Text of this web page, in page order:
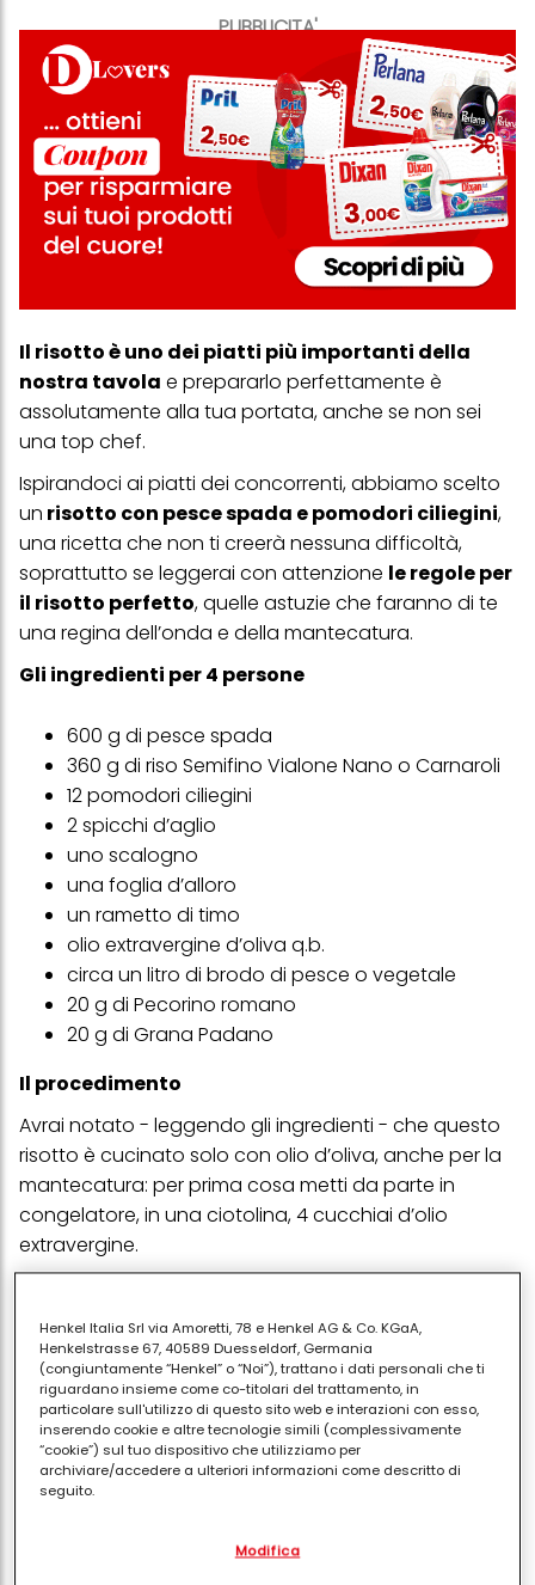
PUBBLICITA'
Il risotto è uno dei piatti più importanti della
nostra tavola e prepararlo perfettamente è
assolutamente alla tua portata, anche se non sei
una top chef.
Ispirandoci ai piatti dei concorrenti, abbiamo scelto
un risotto con pesce spada e pomodori ciliegini,
una ricetta che non ti creerà nessuna difficoltà,
soprattutto se leggerai con attenzione le regole per
il risotto perfetto, quelle astuzie che faranno di te
una regina dell’onda e della mantecatura.
Gli ingredienti per 4 persone
600 g di pesce spada
360 g di riso Semifino Vialone Nano o Carnaroli
12 pomodori ciliegini
2 spicchi d’aglio
uno scalogno
una foglia d’alloro
un rametto di timo
olio extravergine d’oliva q.b.
circa un litro di brodo di pesce o vegetale
20 g di Pecorino romano
20 g di Grana Padano
Il procedimento
Avrai notato - leggendo gli ingredienti - che questo
risotto è cucinato solo con olio d’oliva, anche per la
mantecatura: per prima cosa metti da parte in
congelatore, in una ciotolina, 4 cucchiai d’olio
extravergine.
pelle e le lische, poi taglialo a cubetti di 1 centimetro.
Nella tua casseruola da risotto, prepara un fondo
d’olio (4 cucchiai circa) con aglio, scalogno tritato,
gli odori e 8 pomodorini tagliati in quarti. Comincia a
rosolare e aggiungi un quarto (circa 150 g) di pesce
spada.
avanti la cottura aggiungendo il brodo - poco per
Henkel Italia Srl via Amoretti, 78 e Henkel AG & Co. KGaA,
Henkelstrasse 67, 40589 Duesseldorf, Germania
(congiuntamente “Henkel” o “Noi”), trattano i dati personali che ti
riguardano insieme come co-titolari del trattamento, in
particolare sull'utilizzo di questo sito web e interazioni con esso,
inserendo cookie e altre tecnologie simili (complessivamente
“cookie”) sul tuo dispositivo che utilizziamo per
archiviare/accedere a ulteriori informazioni come descritto di
seguito.
separati o co-titolari come indicato nella nostra Informativa sulla
Modifica